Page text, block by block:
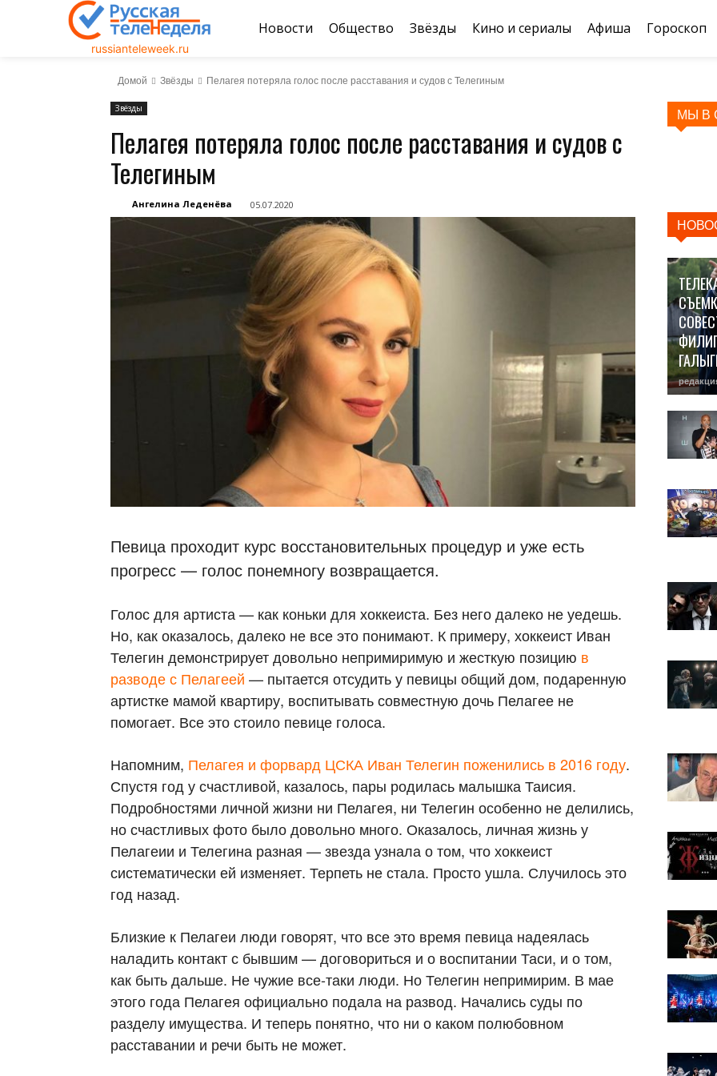
russianteleweek.ru
Новости Общество Звёзды Кино и сериалы Афиша Гороскоп
Домой Звёзды Пелагея потеряла голос после расставания и судов с Телегиным
Звёзды
Пелагея потеряла голос после расставания и судов с
Телегиным
Ангелина Леденёва 05.07.2020
Певица проходит курс восстановительных процедур и уже есть
прогресс — голос понемногу возвращается.
Голос для артиста — как коньки для хоккеиста. Без него далеко не уедешь.
Но, как оказалось, далеко не все это понимают. К примеру, хоккеист Иван
Телегин демонстрирует довольно непримиримую и жесткую позицию в
разводе с Пелагеей — пытается отсудить у певицы общий дом, подаренную
артистке мамой квартиру, воспитывать совместную дочь Пелагее не
помогает. Все это стоило певице голоса.
Напомним, Пелагея и форвард ЦСКА Иван Телегин поженились в 2016 году.
Спустя год у счастливой, казалось, пары родилась малышка Таисия.
Подробностями личной жизни ни Пелагея, ни Телегин особенно не делились,
но счастливых фото было довольно много. Оказалось, личная жизнь у
Пелагеии и Телегина разная — звезда узнала о том, что хоккеист
систематически ей изменяет. Терпеть не стала. Просто ушла. Случилось это
год назад.
Близкие к Пелагеи люди говорят, что все это время певица надеялась
наладить контакт с бывшим — договориться и о воспитании Таси, и о том,
как быть дальше. Не чужие все-таки люди. Но Телегин непримирим. В мае
этого года Пелагея официально подала на развод. Начались суды по
разделу имущества. И теперь понятно, что ни о каком полюбовном
расставании и речи быть не может.
МЫ В